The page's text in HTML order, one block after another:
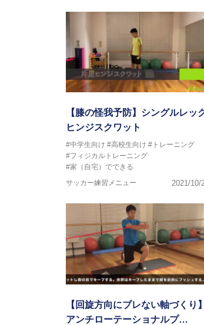
【膝の怪我予防】シングルレッ
ヒンジスクワット
#中学生向け #高校生向け #トレーニング
#フィジカルトレーニング
#家（自宅）でできる
サッカー練習メニュー
2021/10/
【回旋方向にブレない軸づくり】
アンチローテーショナルプ…